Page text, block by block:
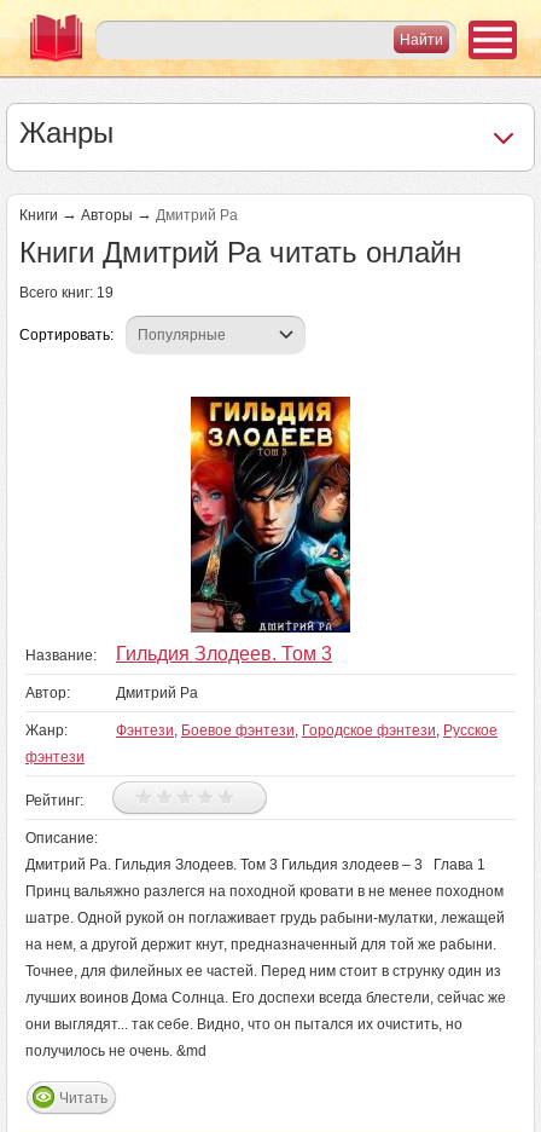
Жанры
Книги → Авторы → Дмитрий Ра
Книги Дмитрий Ра читать онлайн
Всего книг: 19
Сортировать:
Название: Гильдия Злодеев. Том 3
Автор: Дмитрий Ра
Жанр: Фэнтези, Боевое фэнтези, Городское фэнтези, Русское
фэнтези
Рейтинг:
Описание:
Дмитрий Ра. Гильдия Злодеев. Том 3 Гильдия злодеев – 3 Глава 1
Принц вальяжно разлегся на походной кровати в не менее походном
шатре. Одной рукой он поглаживает грудь рабыни-мулатки, лежащей
на нем, а другой держит кнут, предназначенный для той же рабыни.
Точнее, для филейных ее частей. Перед ним стоит в струнку один из
лучших воинов Дома Солнца. Его доспехи всегда блестели, сейчас же
они выглядят... так себе. Видно, что он пытался их очистить, но
получилось не очень. &md
Читать